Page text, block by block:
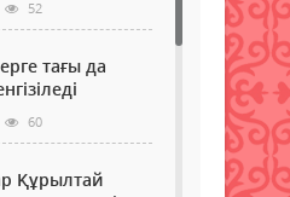
52
тағы да
60
Құрылтай